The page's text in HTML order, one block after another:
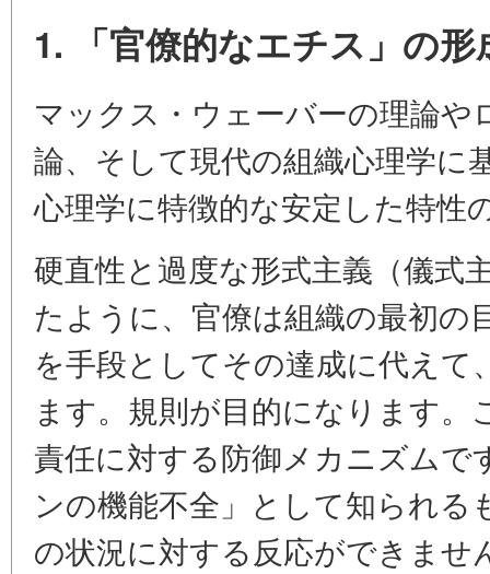
1. 「官僚的なエチス」の
マックス・ウェーバーの理論や
論、そして現代の組織心理学に
心理学に特徴的な安定した特性
硬直性と過度な形式主義（儀式
たように、官僚は組織の最初の
を手段としてその達成に代え
ます。規則が目的になります。
責任に対する防御メカニズム
ンの機能不全」として知られ
の状況に対する反応ができませ